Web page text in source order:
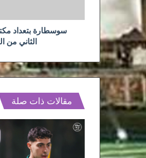
سوسطارة بتعداد
الثاني من
مقالات ذات صلة